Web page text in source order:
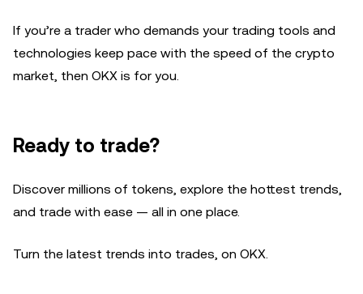
If you’re a trader who demands your trading tools and
technologies keep pace with the speed of the crypto
market, then OKX is for you.
Ready to trade?
Discover millions of tokens, explore the hottest trends,
and trade with ease — all in one place.
Turn the latest trends into trades, on OKX.